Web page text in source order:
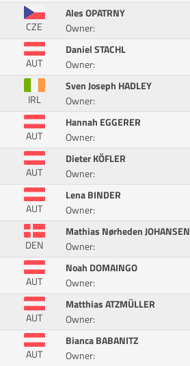
CZE
Ales OPATRNY
Owner:
AUT
Daniel STACHL
Owner:
IRL
Sven Joseph HADLEY
Owner:
AUT
Hannah EGGERER
Owner:
AUT
Dieter KÖFLER
Owner:
AUT
Lena BINDER
Owner:
DEN
Mathias Nørheden JOHANSEN
Owner:
AUT
Noah DOMAINGO
Owner:
AUT
Matthias ATZMÜLLER
Owner:
AUT
Bianca BABANITZ
Owner: